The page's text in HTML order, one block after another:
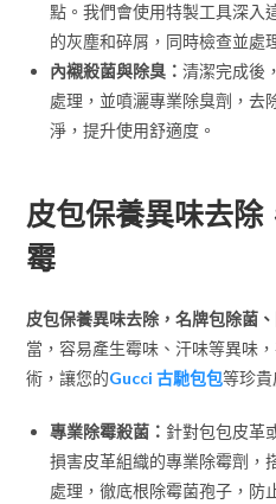
點。我們會使用特製工具深入
的灰塵和碎屑，同時檢查並處
內襯殺菌與除臭：清潔完成後
處理，並噴灑專業除臭劑，去
淨，提升使用舒適度。
皮包保養異味去除
霉
皮包保養異味去除，名牌包除菌
當，容易產生霉味、汗味等異味
術，讓您的Gucci 古馳包包等珍貴
專業除霉殺菌： 針對包包皮革
損害皮革組織的專業除霉劑，
處理，徹底根除霉菌孢子，防